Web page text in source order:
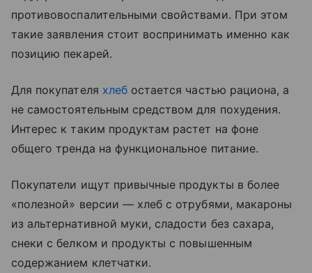
противовоспалительными свойствами. При этом
такие заявления стоит воспринимать именно как
позицию пекарей.
Для покупателя хлебостается частью рациона, а
не самостоятельным средством для похудения.
Интерес к таким продуктам растет на фоне
общего тренда на функциональное питание.
Покупатели ищут привычные продукты в более
«полезной» версии — хлеб с отрубями, макароны
из альтернативной муки, сладости без сахара,
снеки с белком и продукты с повышенным
содержанием клетчатки.